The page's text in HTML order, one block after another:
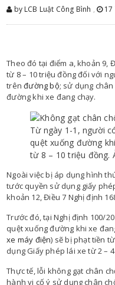
by LCB Luật Công Bình , 17
Theo đó tại điểm a, khoản 9,
từ 8 – 10 triệu đồng đối với
trênđường bộ; sử dụng
đường khi xe đang chạy.
Từ ngày 1-1, người
quệt xuống đường
từ 8 – 10 triệu đồng.
Ngoài việc bị áp dụng hình
tước quyền sử dụng giấy
khoản 12, Điều 7 Nghị định
Trước đó, tại Nghị định 100/
quệt xuống đường khi xe
xe máy điện) sẽ bị phạt tiền
dụng Giấy phép lái xe từ 2 –
Thực tế, lỗi không gạt chân
hành vi cố ý sử dụng chân